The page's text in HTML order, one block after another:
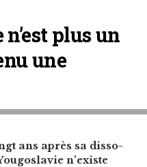
plus un
une
ans après sa dis­so­
n’existe